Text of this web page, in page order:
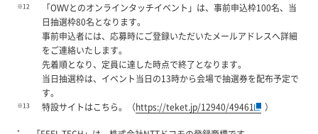
※12
「OWVとのオンラインタッチイベント」は、事前申込枠100名、当
日抽選枠80名となります。
事前申込者には、応募時にご登録いただいたメールアドレスへ詳細
をご連絡いたします。
先着順となり、定員に達した時点で終了となります。
当日抽選枠は、イベント当日の13時から会場で抽選券を配布予定で
す。
※13 特設サイトはこちら。（https://teket.jp/12940/49461 ）
*